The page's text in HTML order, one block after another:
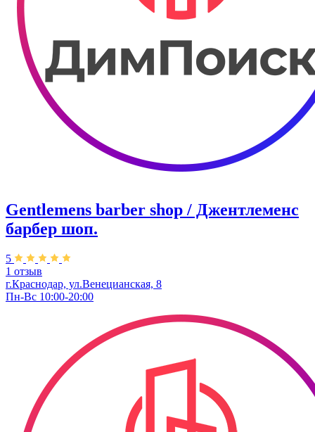
Gentlemens barber shop / Джентлеменс
барбер шоп.
5
1 отзыв
г.Краснодар, ул.Венецианская, 8
Пн-Вс 10:00-20:00